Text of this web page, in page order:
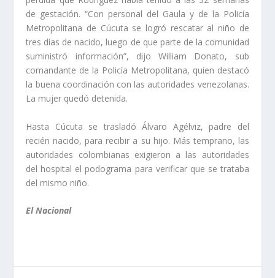
de gestación. “Con personal del Gaula y de la Policía
Metropolitana de Cúcuta se logró rescatar al niño de
tres días de nacido, luego de que parte de la comunidad
suministró información”, dijo William Donato, sub
comandante de la Policía Metropolitana, quien destacó
la buena coordinación con las autoridades venezolanas.
La mujer quedó detenida.
Hasta Cúcuta se trasladó Álvaro Agélviz, padre del
recién nacido, para recibir a su hijo. Más temprano, las
autoridades colombianas exigieron a las autoridades
del hospital el podograma para verificar que se trataba
del mismo niño.
El Nacional